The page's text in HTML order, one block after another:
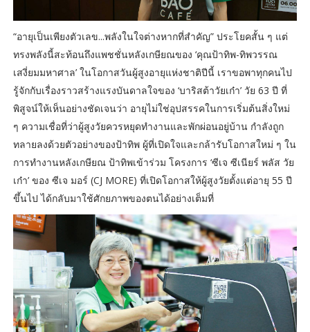
“อายุเป็นเพียงตัวเลข...พลังในใจต่างหากที่สำคัญ” ประโยคสั้น ๆ แต่
ทรงพลังนี้สะท้อนถึงแพชชั่นหลังเกษียณของ ‘คุณป้าทิพ-ทิพวรรณ
เสงี่ยมมหาศาล’ ในโอกาสวันผู้สูงอายุแห่งชาติปีนี้ เราขอพาทุกคนไป
รู้จักกับเรื่องราวสร้างแรงบันดาลใจของ ‘บาริสต้าวัยเก๋า’ วัย 63 ปี ที่
พิสูจน์ให้เห็นอย่างชัดเจนว่า อายุไม่ใช่อุปสรรคในการเริ่มต้นสิ่งใหม่
ๆ ความเชื่อที่ว่าผู้สูงวัยควรหยุดทำงานและพักผ่อนอยู่บ้าน กำลังถูก
ทลายลงด้วยตัวอย่างของป้าทิพ ผู้ที่เปิดใจและกล้ารับโอกาสใหม่ ๆ ใน
การทำงานหลังเกษียณ ป้าทิพเข้าร่วม โครงการ ‘ซีเจ ซีเนียร์ พลัส วัย
เก๋า’ ของ ซีเจ มอร์ (CJ MORE) ที่เปิดโอกาสให้ผู้สูงวัยตั้งแต่อายุ 55 ปี
ขึ้นไป ได้กลับมาใช้ศักยภาพของตนได้อย่างเต็มที่